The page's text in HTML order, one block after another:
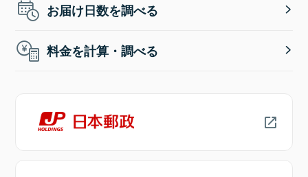
お届け日数を調べる
料金を計算・調べる